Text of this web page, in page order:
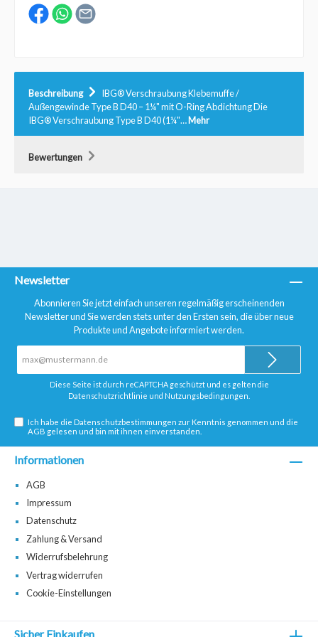
Beschreibung
IBG® Verschraubung Klebemuffe /
Außengewinde Type B D40 – 1¼" mit O-Ring Abdichtung Die
IBG® Verschraubung Type B D40 (1¼"…Mehr
Bewertungen
Newsletter
Abonnieren Sie jetzt einfach unseren regelmäßig erscheinenden
Newsletter und Sie werden stets unter den Ersten sein, die über neue
Produkte und Angebote informiert werden.
Adresse*
Diese Seite ist durch reCAPTCHA geschützt und es gelten die
Datenschutzrichtlinie und Nutzungsbedingungen
Ich habe dieDatenschutzbestimmungen zur Kenntnis genommen und die
AGB gelesen und bin mit ihnen einverstanden.
Informationen
AGB
Impressum
Datenschutz
Zahlung & Versand
Widerrufsbelehrung
Vertrag widerrufen
Cookie-Einstellungen
Sicher Einkaufen